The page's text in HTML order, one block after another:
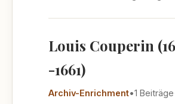
Louis Couperin
-1661)
Archiv-Enrichment•1 Beiträge